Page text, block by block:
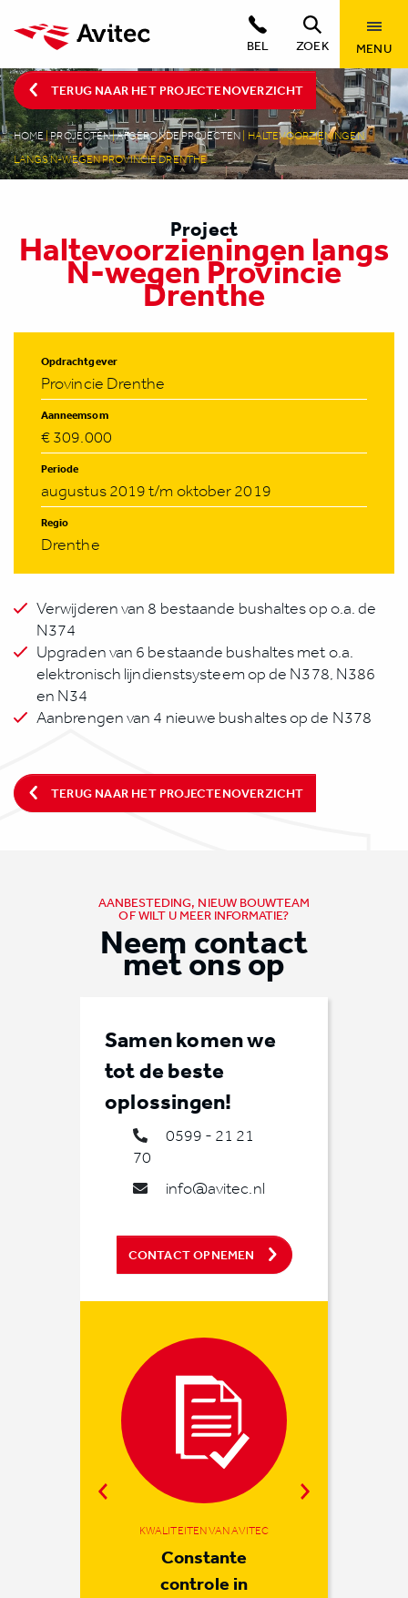
BEL ZOEK MENU
TERUG NAAR HET PROJECTENOVERZICHT
HOME|PROJECTEN|AFGERONDE PROJECTEN HALTEVOORZIENINGEN
LANGS N-WEGEN PROVINCIE DRENTHE
Project
Haltevoorzieningen langs
N-wegen Provincie
Drenthe
Opdrachtgever
Provincie Drenthe
Aanneemsom
€ 309.000
Periode
augustus 2019 t/m oktober 2019
Regio
Drenthe
Verwijderen van 8 bestaande bushaltes op o.a. de
N374
Upgraden van 6 bestaande bushaltes met o.a.
elektronisch lijndienstsysteem op de N378, N386
en N34
Aanbrengen van 4 nieuwe bushaltes op de N378
TERUG NAAR HET PROJECTENOVERZICHT
AANBESTEDING, NIEUW BOUWTEAM
OF WILT U MEER INFORMATIE?
Neem contact
met ons op
Samen komen we
tot de beste
oplossingen!
0599 - 21 21
70
info@avitec.nl
CONTACT OPNEMEN
KWALITEITEN VAN AVITEC
Constante
controle in
KWALITEITEN VAN AVITEC
Partner in het
hele proces
KWALITEITEN VAN AVITEC
We starten
met een goed